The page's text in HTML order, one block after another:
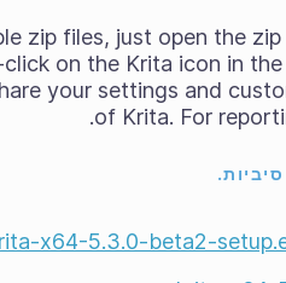
zip files, just open the
on the Krita icon in
your settings and
of Krita. For
x64-5.3.0-beta2-